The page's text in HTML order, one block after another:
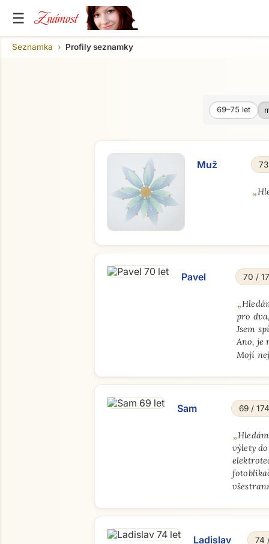
☰ Známost
Seznamka Profily seznamky
Věk od
Věk do
69–75 let
Muž
„
Pavel 70 /
„
pro
Jsem
Ano, je
Mojí
Sam 69 / 174
„
výlety
Ladislav 74